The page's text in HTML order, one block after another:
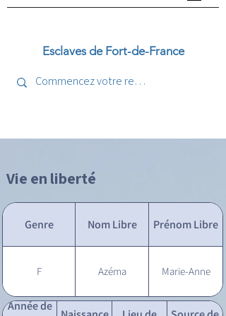
Esclaves de Fort-de-France
Vie en liberté
Genre Nom Libre Prénom Libre
F Azéma Marie-Anne
Année de